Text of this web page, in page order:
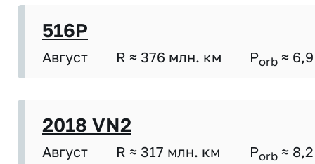
516P
Август R ≈ 376 млн. км Porb ≈ 6,9
2018 VN2
Август R ≈ 317 млн. км Porb ≈ 8,2